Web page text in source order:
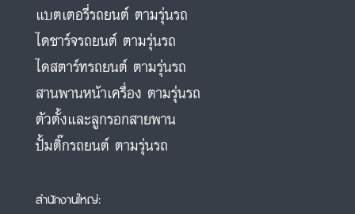
แบตเตอรี่รถยนต์ ตามรุ่นรถ
ไดชาร์จรถยนต์ ตามรุ่นรถ
ไดสตาร์ทรถยนต์ ตามรุ่นรถ
สานพานหน้าเครื่อง ตามรุ่นรถ
ตัวตั้งและลูกรอกสายพาน
ปั้มติ๊กรถยนต์ ตามรุ่นรถ
สำนักงานใหญ่: